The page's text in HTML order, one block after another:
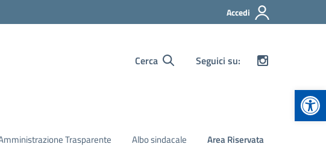
Accedi
Cerca Seguici su:
Trasparente Albo sindacale Area Riservata